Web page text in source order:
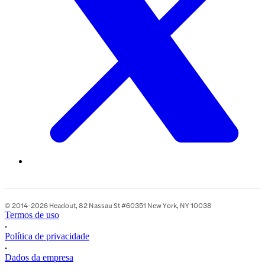
© 2014-2026 Headout, 82 Nassau St #60351 New York, NY 10038
Termos de uso
•
Política de privacidade
•
Dados da empresa